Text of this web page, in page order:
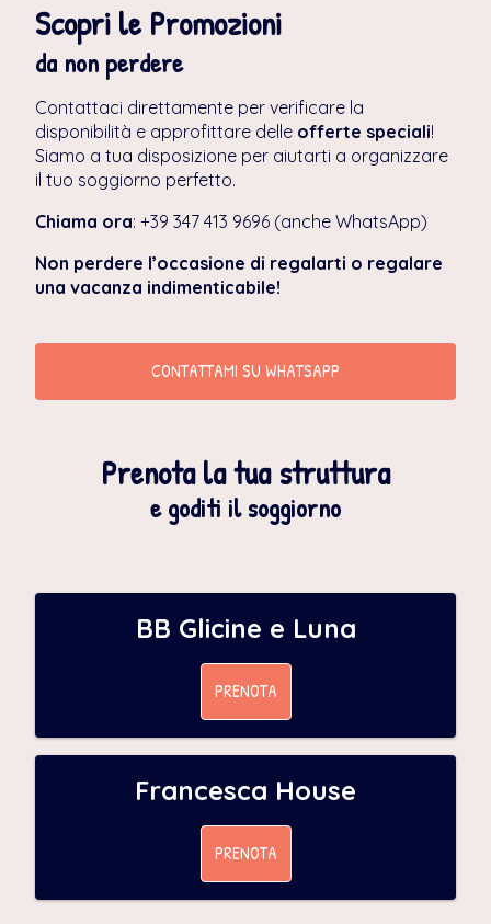
Scopri le Promozioni
da non perdere
Contattaci direttamente per verificare la
disponibilità e approfittare delle offerte speciali!
Siamo a tua disposizione per aiutarti a organizzare
il tuo soggiorno perfetto.
Chiama ora: +39 347 413 9696 (anche WhatsApp)
Non perdere l’occasione di regalarti o regalare
una vacanza indimenticabile!
CONTATTAMI SU WHATSAPP
Prenota la tua struttura
e goditi il soggiorno
BB Glicine e Luna
PRENOTA
Francesca House
PRENOTA